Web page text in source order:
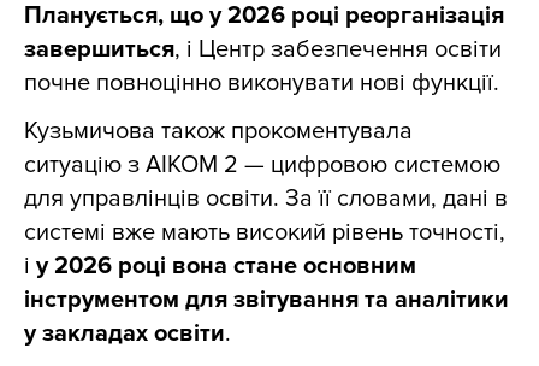
Планується, що у 2026 році реорганізація
завершиться, і Центр забезпечення освіти
почне повноцінно виконувати нові функції.
Кузьмичова також прокоментувала
ситуацію з AIKOM 2 — цифровою системою
для управлінців освіти. За її словами, дані в
системі вже мають високий рівень точності,
і у 2026 році вона стане основним
інструментом для звітування та аналітики
у закладах освіти.